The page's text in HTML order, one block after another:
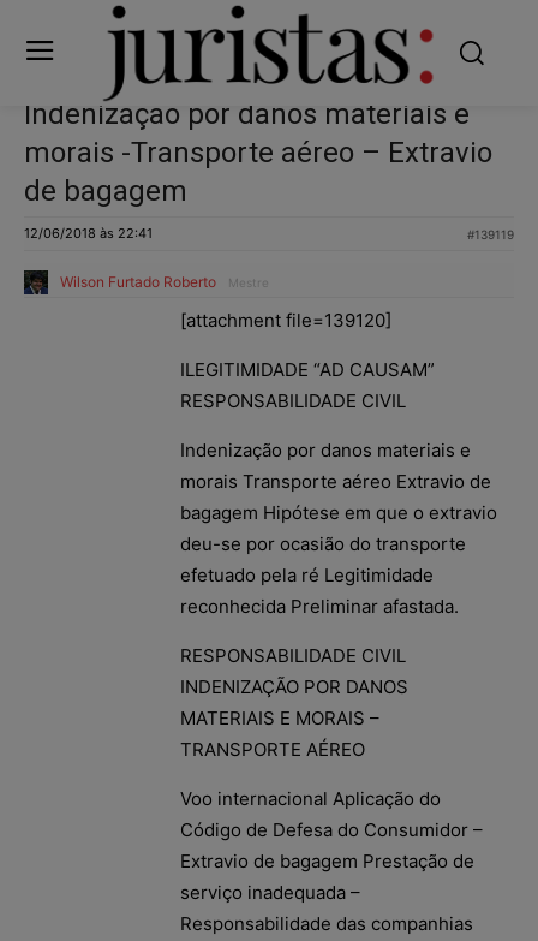
Indenização por danos materiais e
morais -Transporte aéreo – Extravio
de bagagem
12/06/2018 às 22:41 #139119
Wilson Furtado Roberto Mestre
[attachment file=139120]
ILEGITIMIDADE “AD CAUSAM”
RESPONSABILIDADE CIVIL
Indenização por danos materiais e
morais Transporte aéreo Extravio de
bagagem Hipótese em que o extravio
deu-se por ocasião do transporte
efetuado pela ré Legitimidade
reconhecida Preliminar afastada.
RESPONSABILIDADE CIVIL
INDENIZAÇÃO POR DANOS
MATERIAIS E MORAIS –
TRANSPORTE AÉREO
Voo internacional Aplicação do
Código de Defesa do Consumidor –
Extravio de bagagem Prestação de
serviço inadequada –
Responsabilidade das companhias